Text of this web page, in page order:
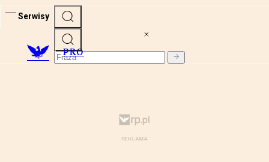
Serwisy
PRO